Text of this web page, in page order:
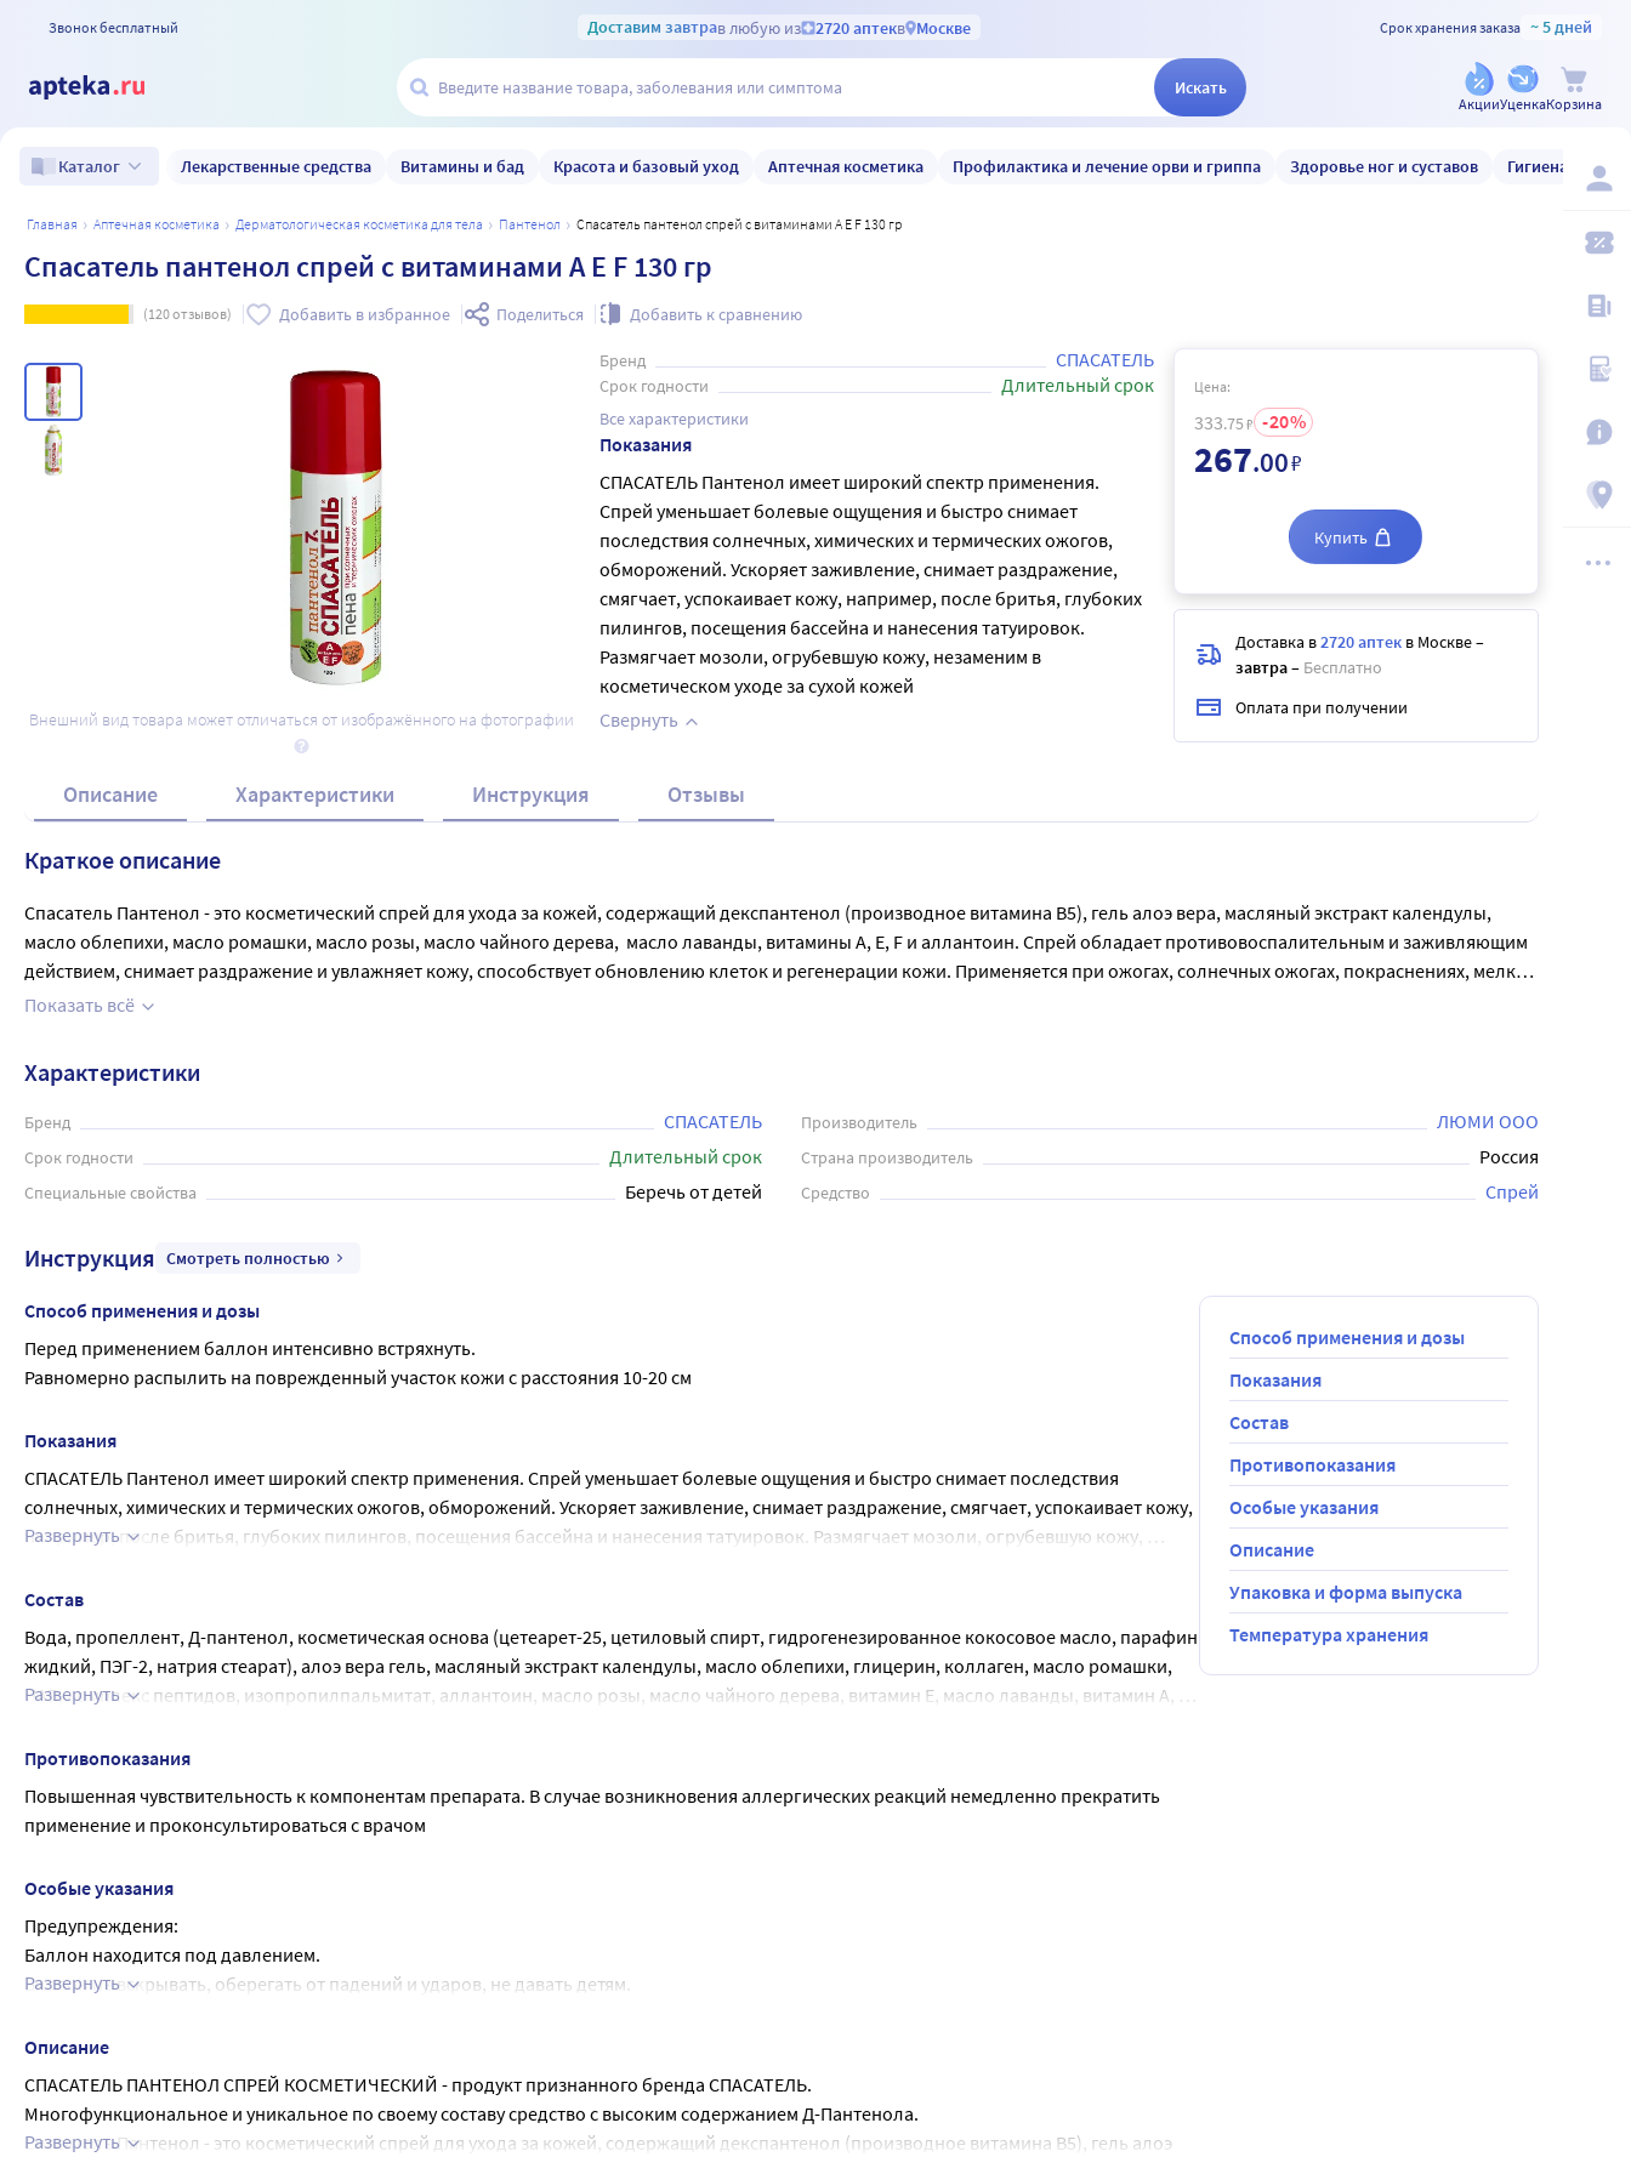
Звонок бесплатный Доставим завтрав любую из 2720 аптекв Москве Срок хранения заказа ~ 5 дней
Искать
АкцииУценкаКорзина
Каталог Лекарственные средства Витамины и бад Красота и базовый уход Аптечная косметика Профилактика и лечение орви и гриппа Здоровье ног и суставов Гигиена и уход
главная аптечная косметика дерматологическая косметика для тела пантенол Спасатель пантенол спрей с витаминами A E F 130 гр
Спасатель пантенол спрей с витаминами A E F 130 гр
(120отзывов) Добавить в избранное Поделиться Добавить к сравнению
Внешний вид товара может отличаться от изображённого на фотографии
Бренд СПАСАТЕЛЬ
Срок годности Длительный срок
Все характеристики
Показания
СПАСАТЕЛЬ Пантенол имеет широкий спектр применения.
Спрей уменьшает болевые ощущения и быстро снимает
последствия солнечных, химических и термических ожогов,
обморожений. Ускоряет заживление, снимает раздражение,
смягчает, успокаивает кожу, например, после бритья, глубоких
пилингов, посещения бассейна и нанесения татуировок.
Размягчает мозоли, огрубевшую кожу, незаменим в
косметическом уходе за сухой кожей
Свернуть
Цена:
333.75 ₽ 20
267.00₽
Купить
Доставка в2720 аптек в Москве–
завтра– Бесплатно
Оплата при получении
Описание Характеристики Инструкция Отзывы
Краткое описание
Спасатель Пантенол - это косметический спрей для ухода за кожей, содержащий декспантенол (производное витамина В5), гель алоэ вера, масляный экстракт календулы,
масло облепихи, масло ромашки, масло розы, масло чайного дерева,  масло лаванды, витамины А, Е, F и аллантоин. Спрей обладает противовоспалительным и заживляющим
действием, снимает раздражение и увлажняет кожу, способствует обновлению клеток и регенерации кожи. Применяется при ожогах, солнечных ожогах, покраснениях, мелких
повреждениях кожи, а также в качестве средства для ухода за кожей в повседневной жизни. Спрей образует стойкую пену, имеет приятный запах, быстро впитывается, не
Показать всё
Характеристики
Бренд СПАСАТЕЛЬ Производитель ЛЮМИ ООО
Срок годности Длительный срок Страна производитель Россия
Специальные свойства Беречь от детей Средство Спрей
Инструкция Смотреть полностью
Способ применения и дозы
Перед применением баллон интенсивно встряхнуть.
Равномерно распылить на поврежденный участок кожи с расстояния 10-20 см
Показания
СПАСАТЕЛЬ Пантенол имеет широкий спектр применения. Спрей уменьшает болевые ощущения и быстро снимает последствия
солнечных, химических и термических ожогов, обморожений. Ускоряет заживление, снимает раздражение, смягчает, успокаивает кожу,
например, после бритья, глубоких пилингов, посещения бассейна и нанесения татуировок. Размягчает мозоли, огрубевшую кожу,
Развернуть
Состав
Вода, пропеллент, Д-пантенол, косметическая основа (цетеарет-25, цетиловый спирт, гидрогенезированное кокосовое масло, парафин
жидкий, ПЭГ-2, натрия стеарат), алоэ вера гель, масляный экстракт календулы, масло облепихи, глицерин, коллаген, масло ромашки,
ПАВ, комплекс пептидов, изопропилпальмитат, аллантоин, масло розы, масло чайного дерева, витамин Е, масло лаванды, витамин А,
Развернуть
Противопоказания
Повышенная чувствительность к компонентам препарата. В случае возникновения аллергических реакций немедленно прекратить
применение и проконсультироваться с врачом
Особые указания
Предупреждения:
Баллон находится под давлением.
Баллон не вскрывать, оберегать от падений и ударов, не давать детям.
Не нагревать свыше +50°С, не распылять вблизи открытых источников огня.
Аэрозоль не вдыхать и не распылять в глаза и на слизистые оболочки.
Соответствует требованиям ТР ТС009/2011 О безопсности парфюмерно-косметической продукции
Развернуть
Описание
СПАСАТЕЛЬ ПАНТЕНОЛ СПРЕЙ КОСМЕТИЧЕСКИЙ - продукт признанного бренда СПАСАТЕЛЬ.
Многофункциональное и уникальное по своему составу средство с высоким содержанием Д-Пантенола.
Спасатель Пантенол - это косметический спрей для ухода за кожей, содержащий декспантенол (производное витамина В5), гель алоэ
Развернуть
Способ применения и дозы
Показания
Состав
Противопоказания
Особые указания
Описание
Упаковка и форма выпуска
Температура хранения